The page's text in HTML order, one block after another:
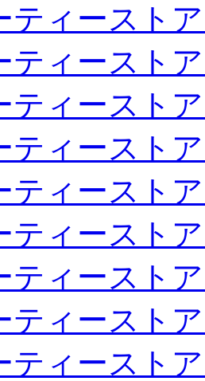
ティースト
ティースト
ティースト
ティースト
ティースト
ティースト
ティースト
ティースト
ティースト